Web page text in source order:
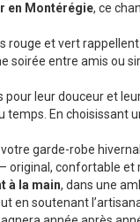
en Montérégie, ce
rouge et vert
soirée entre amis ou
leur douceur et
En
garde-robe
original, confortable et
à la main, dans une
en soutenant